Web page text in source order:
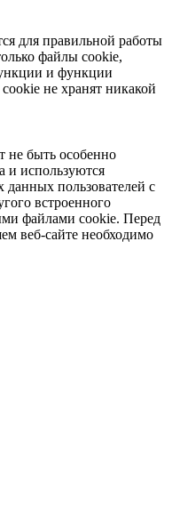
для правильной работы
файлы cookie,
и функции
не хранят никакой
не быть особенно
и используются
данных пользователей с
встроенного
файлами cookie. Перед
веб-сайте необходимо